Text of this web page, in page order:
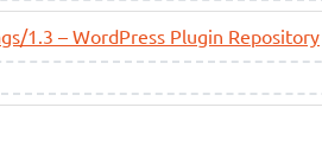
1.3 – WordPress Plugin Repository